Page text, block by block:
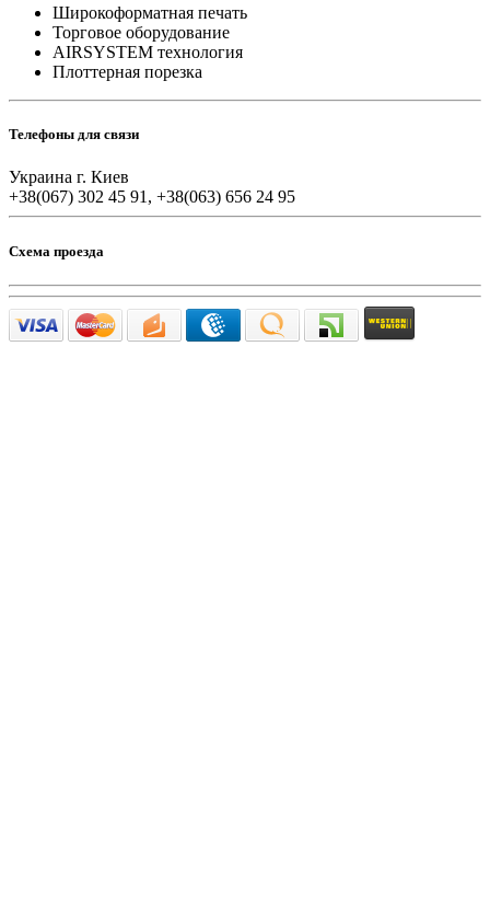
Широкоформатная печать
Торговое оборудование
AIRSYSTEM технология
Плоттерная порезка
Телефоны для связи
Украина г. Киев
+38(067) 302 45 91, +38(063) 656 24 95
Схема проезда